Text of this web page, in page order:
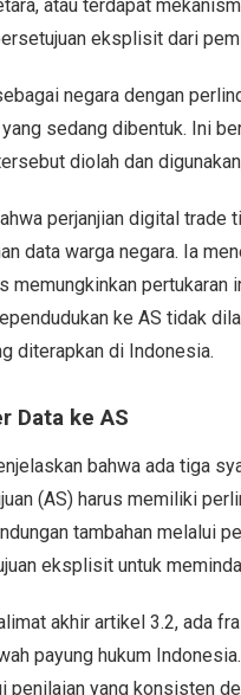
atau terdapat
eksplisit dari
negara dengan
sedang dibentuk. Ini
diolah dan
perjanjian digital trade
data warga negara. Ia
memungkinkan pertukaran
ke AS tidak
diterapkan di Indonesia.
Data ke AS
bahwa ada tiga
(AS) harus memiliki
tambahan melalui
eksplisit untuk
akhir artikel 3.2, ada
payung hukum
yang konsisten